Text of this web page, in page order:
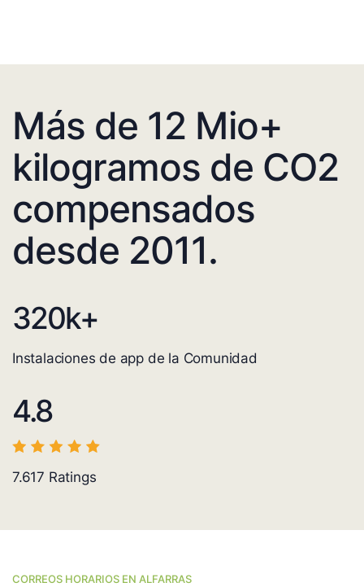
Más de 12 Mio+
kilogramos de CO2
compensados
desde 2011.
320k+
Instalaciones de app de la Comunidad
4.8
7.617 Ratings
CORREOS HORARIOS EN ALFARRAS